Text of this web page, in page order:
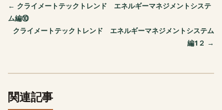
← クライメートテックトレンド エネルギーマネジメントシステ
ム編⑩
クライメートテックトレンド エネルギーマネジメントシステム
編1２ →
関連記事